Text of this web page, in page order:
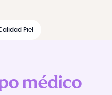
Piel
médico